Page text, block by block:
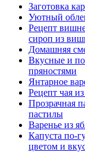
Заготовка
Уютный
Рецепт
сироп из
Домашняя
Вкусные и
пряностями
Янтарное
Рецепт чая
Прозрачная
пастилы
Варенье из
Капуста по-
цветом и